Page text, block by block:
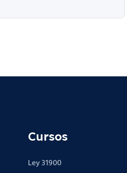
Cursos
Ley 31900